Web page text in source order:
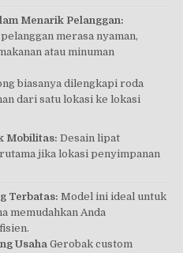
Menarik Pelanggan:
merasa nyaman,
atau minuman
biasanya dilengkapi roda
dari satu lokasi ke lokasi
Mobilitas: Desain lipat
jika lokasi penyimpanan
Terbatas: Model ini ideal untuk
memudahkan Anda
Usaha Gerobak custom